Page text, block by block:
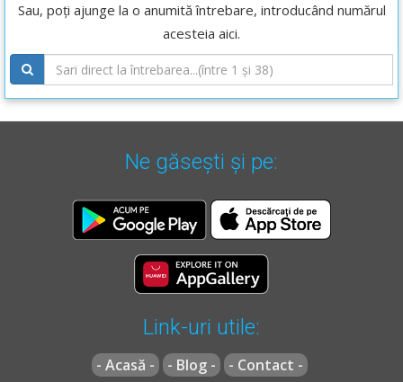
Sau, poți ajunge la o anumită întrebare, introducând numărul
acesteia aici.
Ne găsești și pe:
Link-uri utile:
- Acasă - - Blog -
- Contact -